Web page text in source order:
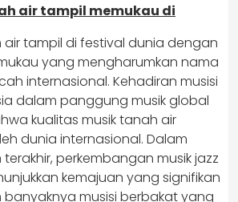
air tampil memukau di
air tampil di festival dunia dengan
yang mengharumkan nama
internasional. Kehadiran musisi
dalam panggung musik global
kualitas musik tanah air
dunia internasional. Dalam
perkembangan musik jazz
kemajuan yang signifikan
musisi berbakat yang